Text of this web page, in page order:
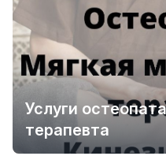
Услуги
терапевта